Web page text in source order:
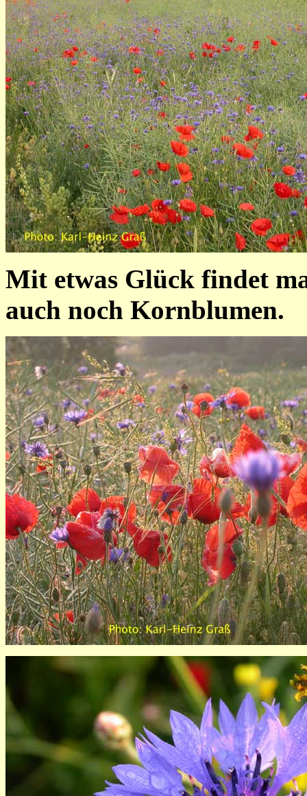
Mit etwas Glück findet
auch noch Kornblumen.